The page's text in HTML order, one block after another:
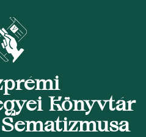
Könyvtár